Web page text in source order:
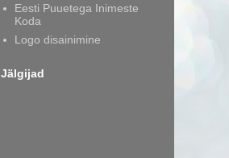
Eesti Puuetega Inimeste
Koda
Logo disainimine
Jälgijad